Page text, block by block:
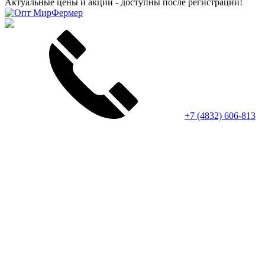
Актуальные цены и акции - доступны после регистрации!
+7 (4832) 606-813